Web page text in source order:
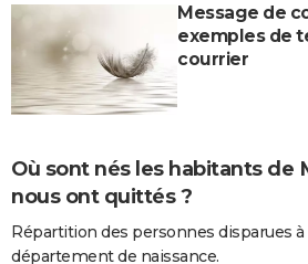
Message de
exemples de
courrier
Où sont nés les habitants de
nous ont quittés ?
Répartition des personnes disparues
département de naissance.